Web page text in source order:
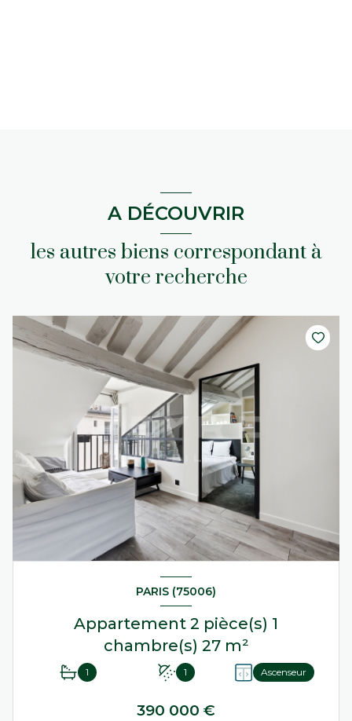
A DÉCOUVRIR
les autres biens correspondant à
votre recherche
PARIS (75006)
Appartement 2 pièce(s) 1
chambre(s) 27 m²
1 1 Ascenseur
390 000 €